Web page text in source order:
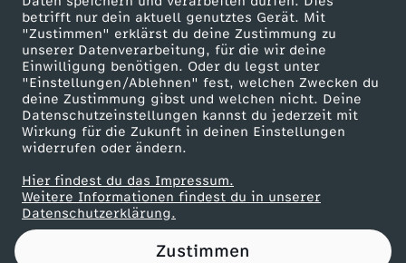
betrifft nur dein aktuell genutztes Gerät. Mit
"Zustimmen" erklärst du deine Zustimmung zu
unserer Datenverarbeitung, für die wir deine
Einwilligung benötigen. Oder du legst unter
"Einstellungen/Ablehnen" fest, welchen Zwecken du
deine Zustimmung gibst und welchen nicht. Deine
Datenschutzeinstellungen kannst du jederzeit mit
Wirkung für die Zukunft in deinen Einstellungen
widerrufen oder ändern.
Hier findest du das Impressum.
Weitere Informationen findest du in unserer
Datenschutzerklärung.
Zustimmen
e
r
l
i
e
g
Werbefernsehen
Mainzelmännchen
Partner